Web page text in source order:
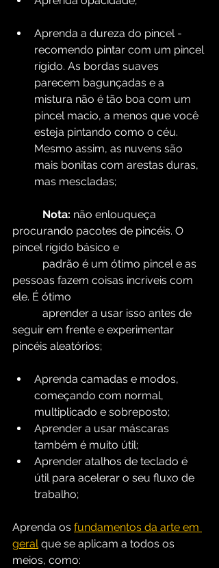
Aprenda a dureza do pincel -
recomendo pintar com um pincel
rígido. As bordas suaves
parecem bagunçadas e a
mistura não é tão boa com um
pincel macio, a menos que você
esteja pintando como o céu.
Mesmo assim, as nuvens são
mais bonitas com arestas duras,
mas mescladas;
Nota: não enlouqueça
procurando pacotes de pincéis. O
pincel rígido básico e
pessoas fazem coisas incríveis com
ele. É ótimo
seguir em frente e experimentar
pincéis aleatórios;
Aprenda camadas e modos,
começando com normal,
multiplicado e sobreposto;
Aprender a usar máscaras
também é muito útil;
Aprender atalhos de teclado é
útil para acelerar o seu fluxo de
trabalho;
Aprenda os fundamentos da arte em
geral que se aplicam a todos os
meios, como: